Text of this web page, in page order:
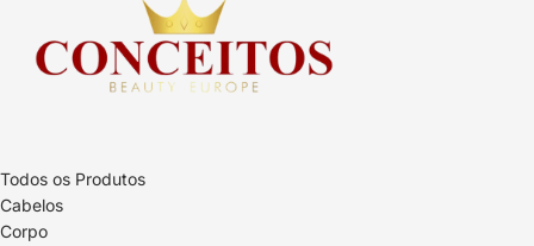
Todos os Produtos
Cabelos
Corpo